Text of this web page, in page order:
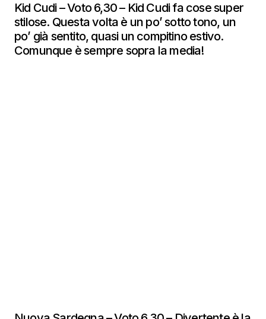
Kid Cudi – Voto 6,30 – Kid Cudi fa cose super
stilose. Questa volta è un po’ sotto tono, un
po’ già sentito, quasi un compitino estivo.
Comunque è sempre sopra la media!